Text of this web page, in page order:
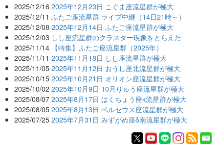
2025/12/16 2025年12月23日 こぐま座流星群が極大
2025/12/11 ふたご座流星群 ライブ中継（14日21時～）
2025/12/08 2025年12月14日 ふたご座流星群が極大
2025/12/03 しし座流星群のクラスター現象をとらえた
2025/11/14 【特集】ふたご座流星群（2025年）
2025/11/11 2025年11月18日 しし座流星群が極大
2025/11/05 2025年11月12日 おうし座北流星群が極大
2025/10/15 2025年10月21日 オリオン座流星群が極大
2025/10/02 2025年10月9日 10月りゅう座流星群が極大
2025/08/07 2025年8月17日 はくちょう座κ流星群が極大
2025/08/05 2025年8月13日 ペルセウス座流星群が極大
2025/07/25 2025年7月31日 みずがめ座δ南流星群が極大